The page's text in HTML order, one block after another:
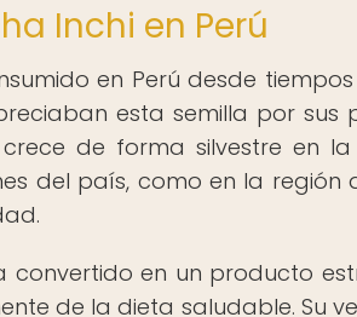
Inchi en Perú
en Perú desde
esta semilla por sus
de forma silvestre en
del país, como en la región
convertido en un producto
de la dieta saludable. Su